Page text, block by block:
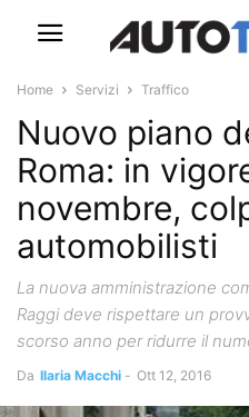
Home Servizi Traffico
Nuovo piano
Roma: in
novembre,
automobilisti
La nuova amministrazione
Raggi deve rispettare un
scorso anno per ridurre il
Da Ilaria Macchi - Ott 12, 2016